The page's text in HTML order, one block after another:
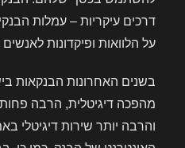
דרכים עיקריות – עמלות
על הלוואות ופיקדונות
בשנים האחרונות הבנקאות
מהפכה דיגיטלית, הרבה פחות
והרבה יותר שירות דיגיטלי